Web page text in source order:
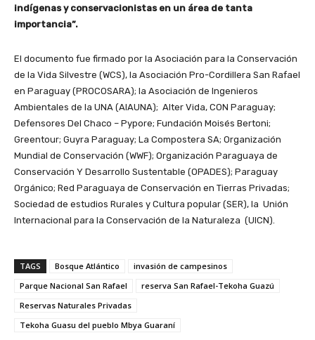
indígenas y conservacionistas en un área de tanta
importancia”.
El documento fue firmado por la Asociación para la Conservación
de la Vida Silvestre (WCS), la Asociación Pro-Cordillera San Rafael
en Paraguay (PROCOSARA); la Asociación de Ingenieros
Ambientales de la UNA (AIAUNA); Alter Vida, CON Paraguay;
Defensores Del Chaco – Pypore; Fundación Moisés Bertoni;
Greentour; Guyra Paraguay; La Compostera SA; Organización
Mundial de Conservación (WWF); Organización Paraguaya de
Conservación Y Desarrollo Sustentable (OPADES); Paraguay
Orgánico; Red Paraguaya de Conservación en Tierras Privadas;
Sociedad de estudios Rurales y Cultura popular (SER), la Unión
Internacional para la Conservación de la Naturaleza (UICN).
TAGS Bosque Atlántico
invasión de campesinos
Parque Nacional San Rafael
reserva San Rafael-Tekoha Guazú
Reservas Naturales Privadas
Tekoha Guasu del pueblo Mbya Guaraní